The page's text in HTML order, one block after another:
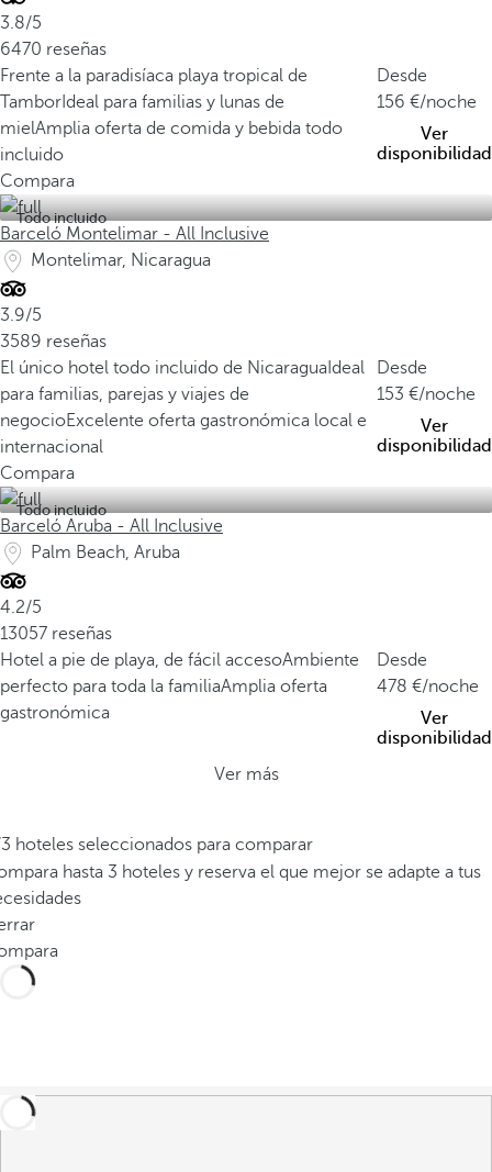
3.8/5
6470 reseñas
Frente a la paradisíaca playa tropical de
Tambor Ideal para familias y lunas de
mielAmplia oferta de comida y bebida todo
incluido
Desde
156
/noche
Ver
disponibilidad
Compara
Todo incluido
Barceló Montelimar - All Inclusive
Montelimar, Nicaragua
3.9/5
3589 reseñas
El único hotel todo incluido de Nicaragua Ideal
para familias, parejas y viajes de
negocioExcelente oferta gastronómica local e
internacional
Desde
153
/noche
Ver
disponibilidad
Compara
Todo incluido
Barceló Aruba - All Inclusive
Palm Beach, Aruba
4.2/5
13057 reseñas
Hotel a pie de playa, de fácil accesoAmbiente
perfecto para toda la familiaAmplia oferta
gastronómica
Desde
478
/noche
Ver
disponibilidad
Ver más
hoteles seleccionados para comparar
hasta 3 hoteles y reserva el que mejor se adapte a tus